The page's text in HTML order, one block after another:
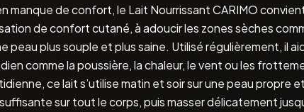
manque de confort, le Lait Nourrissant CARIMO
de confort cutané, à adoucir les zones sèches
peau plus souple et plus saine. Utilisé régulièrement, il
comme la poussière, la chaleur, le vent ou les
ce lait s’utilise matin et soir sur une peau propre
sur tout le corps, puis masser délicatement